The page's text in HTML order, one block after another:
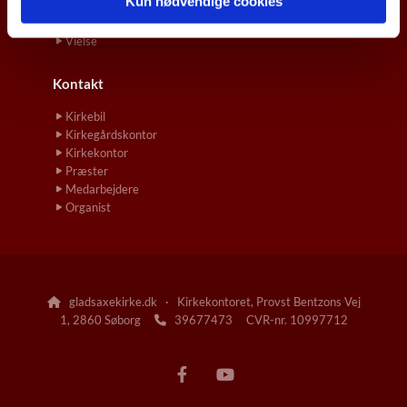
Konfirmation
Navngivelse og Dåb
Vielse
Kontakt
Kirkebil
Kirkegårdskontor
Kirkekontor
Præster
Medarbejdere
Organist
gladsaxekirke.dk · Kirkekontoret, Provst Bentzons Vej
1, 2860 Søborg
39677473 CVR-nr. 10997712